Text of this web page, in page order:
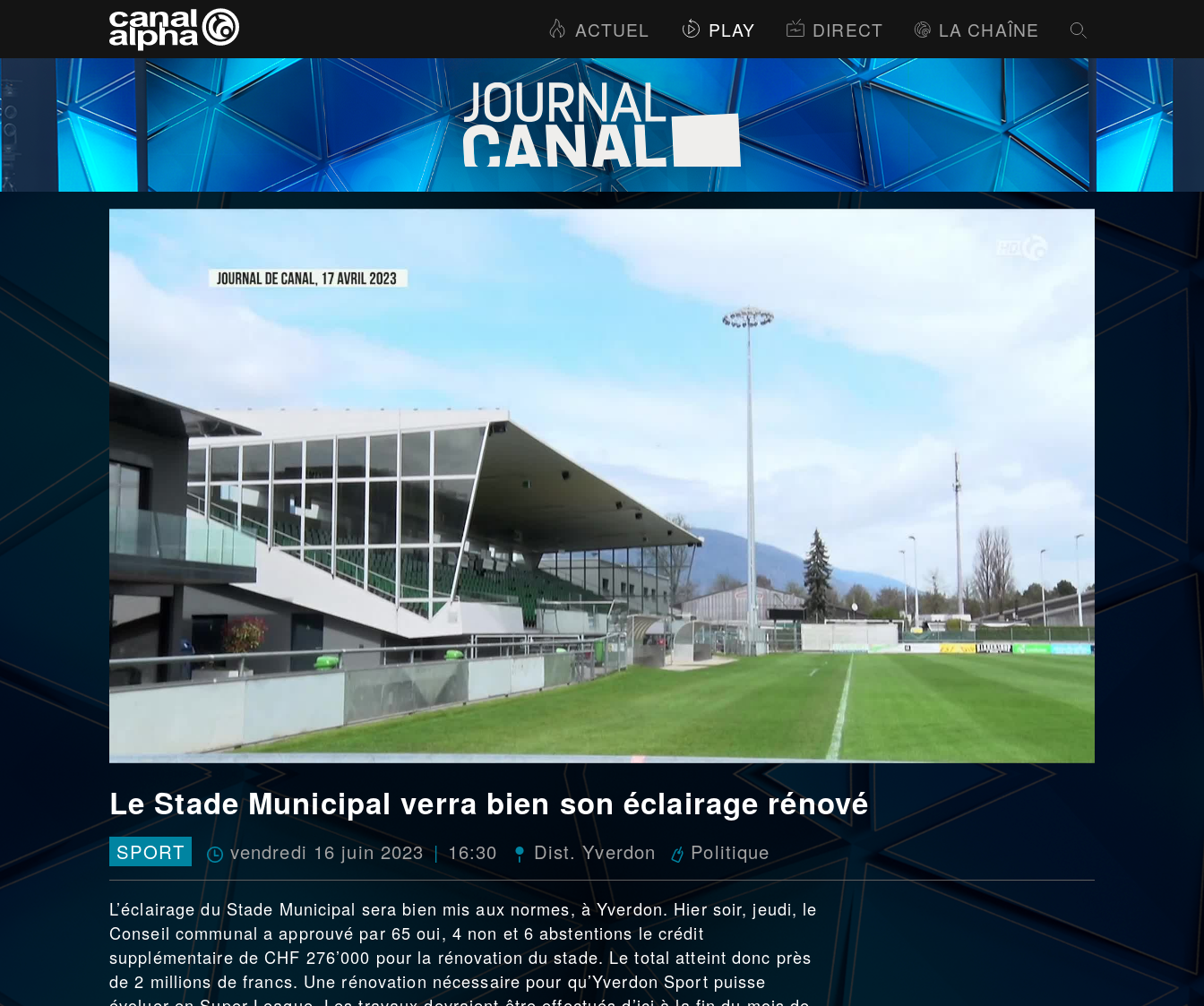
ACTUEL PLAY DIRECT LA CHAÎNE
Le Stade Municipal verra bien son éclairage rénové
SPORT vendredi 16 juin 2023 16:30 Dist. Yverdon Politique
L’éclairage du Stade Municipal sera bien mis aux normes, à Yverdon. Hier soir, jeudi, le
Conseil communal a approuvé par 65 oui, 4 non et 6 abstentions le crédit
supplémentaire de CHF 276’000 pour la rénovation du stade. Le total atteint donc près
de 2 millions de francs. Une rénovation nécessaire pour qu’Yverdon Sport puisse